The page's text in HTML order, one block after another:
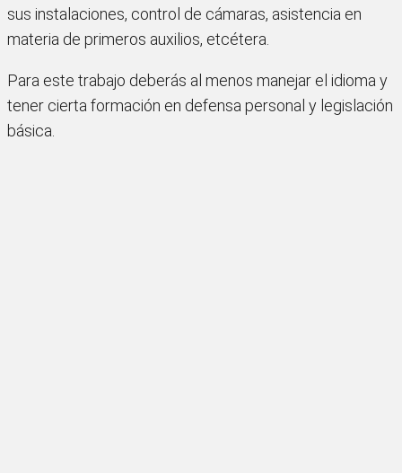
sus instalaciones, control de cámaras, asistencia en
materia de primeros auxilios, etcétera.
Para este trabajo deberás al menos manejar el idioma y
tener cierta formación en defensa personal y legislación
básica.